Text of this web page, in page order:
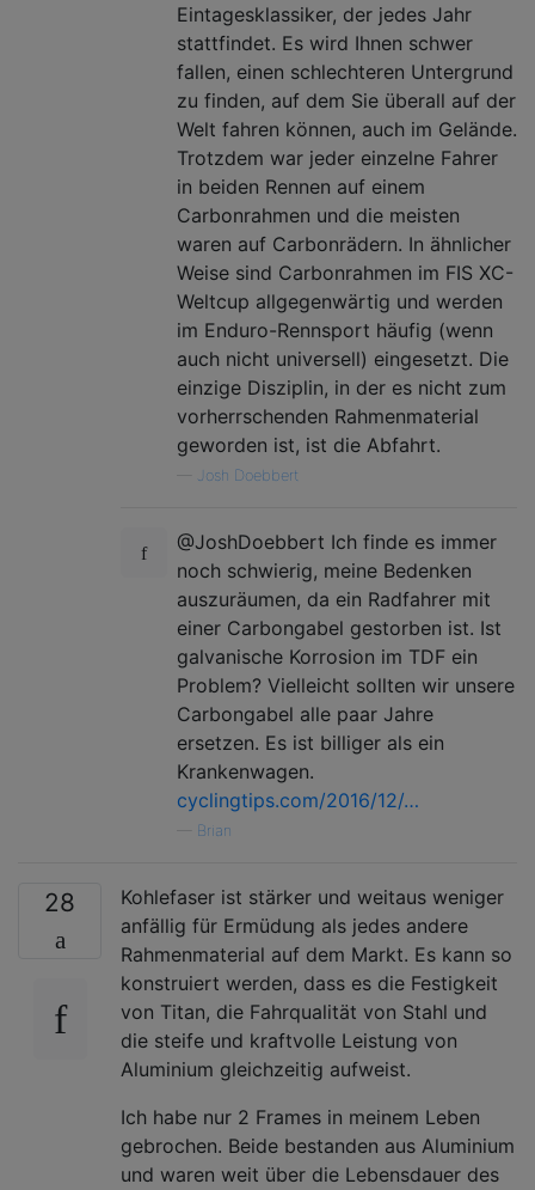
Eintagesklassiker, der jedes Jahr
stattfindet. Es wird Ihnen schwer
fallen, einen schlechteren Untergrund
zu finden, auf dem Sie überall auf der
Welt fahren können, auch im Gelände.
Trotzdem war jeder einzelne Fahrer
in beiden Rennen auf einem
Carbonrahmen und die meisten
waren auf Carbonrädern. In ähnlicher
Weise sind Carbonrahmen im FIS XC-
Weltcup allgegenwärtig und werden
im Enduro-Rennsport häufig (wenn
auch nicht universell) eingesetzt. Die
einzige Disziplin, in der es nicht zum
vorherrschenden Rahmenmaterial
geworden ist, ist die Abfahrt.
Josh Doebbert
@JoshDoebbert Ich finde es immer
noch schwierig, meine Bedenken
auszuräumen, da ein Radfahrer mit
einer Carbongabel gestorben ist. Ist
galvanische Korrosion im TDF ein
Problem? Vielleicht sollten wir unsere
Carbongabel alle paar Jahre
ersetzen. Es ist billiger als ein
Krankenwagen.
cyclingtips.com/2016/12/…
Brian
28
Kohlefaser ist stärker und weitaus weniger
anfällig für Ermüdung als jedes andere
Rahmenmaterial auf dem Markt. Es kann so
konstruiert werden, dass es die Festigkeit
von Titan, die Fahrqualität von Stahl und
die steife und kraftvolle Leistung von
Aluminium gleichzeitig aufweist.
Ich habe nur 2 Frames in meinem Leben
gebrochen. Beide bestanden aus Aluminium
und waren weit über die Lebensdauer des